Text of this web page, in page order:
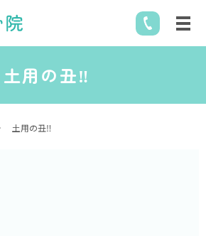
土用の丑‼️
土用の丑‼️